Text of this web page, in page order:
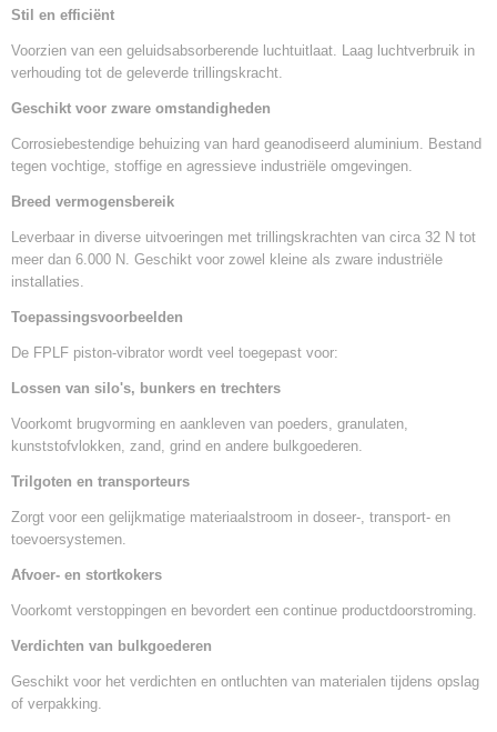
Stil en efficiënt
Voorzien van een geluidsabsorberende luchtuitlaat. Laag luchtverbruik in
verhouding tot de geleverde trillingskracht.
Geschikt voor zware omstandigheden
Corrosiebestendige behuizing van hard geanodiseerd aluminium. Bestand
tegen vochtige, stoffige en agressieve industriële omgevingen.
Breed vermogensbereik
Leverbaar in diverse uitvoeringen met trillingskrachten van circa 32 N tot
meer dan 6.000 N. Geschikt voor zowel kleine als zware industriële
installaties.
Toepassingsvoorbeelden
De FPLF piston-vibrator wordt veel toegepast voor:
Lossen van silo's, bunkers en trechters
Voorkomt brugvorming en aankleven van poeders, granulaten,
kunststofvlokken, zand, grind en andere bulkgoederen.
Trilgoten en transporteurs
Zorgt voor een gelijkmatige materiaalstroom in doseer-, transport- en
toevoersystemen.
Afvoer- en stortkokers
Voorkomt verstoppingen en bevordert een continue productdoorstroming.
Verdichten van bulkgoederen
Geschikt voor het verdichten en ontluchten van materialen tijdens opslag
of verpakking.